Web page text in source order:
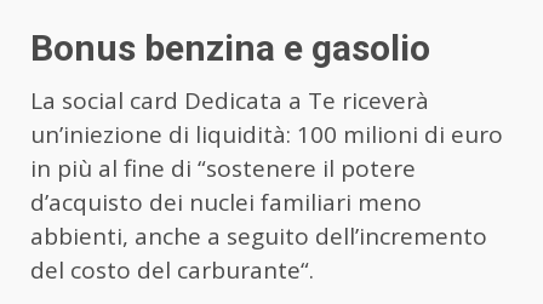
Bonus benzina e gasolio
La social card Dedicata a Te riceverà
un’iniezione di liquidità: 100 milioni di euro
in più al fine di “sostenere il potere
d’acquisto dei nuclei familiari meno
abbienti, anche a seguito dell’incremento
del costo del carburante“.